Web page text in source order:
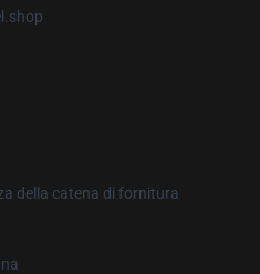
della catena di fornitura